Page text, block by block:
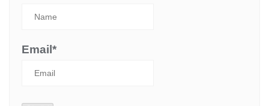
Email*